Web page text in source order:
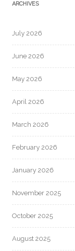
ARCHIVES
July 2026
June 2026
May 2026
April 2026
March 2026
February 2026
January 2026
November 2025
October 2025
August 2025